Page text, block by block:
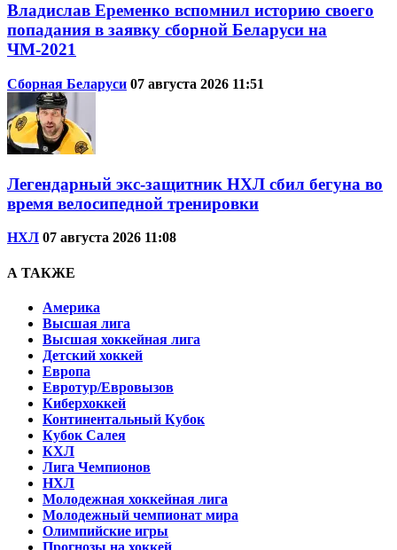
Владислав Еременко вспомнил историю своего
попадания в заявку сборной Беларуси на
ЧМ-2021
Сборная Беларуси 07 августа 2026 11:51
Легендарный экс-защитник НХЛ сбил бегуна во
время велосипедной тренировки
НХЛ 07 августа 2026 11:08
А ТАКЖЕ
Америка
Высшая лига
Высшая хоккейная лига
Детский хоккей
Европа
Евротур/Евровызов
Киберхоккей
Континентальный Кубок
Кубок Салея
КХЛ
Лига Чемпионов
НХЛ
Молодежная хоккейная лига
Молодежный чемпионат мира
Олимпийские игры
Прогнозы на хоккей